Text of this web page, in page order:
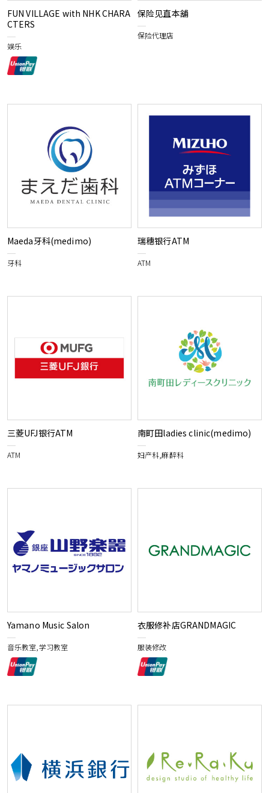
FUN VILLAGE with NHK CHARA
CTERS
娱乐
保险见直本舖
保险代理店
Maeda牙科(medimo)
牙科
瑞穗银行ATM
ATM
三菱UFJ银行ATM
ATM
南町田ladies clinic(medimo)
妇产科,麻醉科
Yamano Music Salon
音乐教室,学习教室
衣服修补店GRANDMAGIC
服装修改